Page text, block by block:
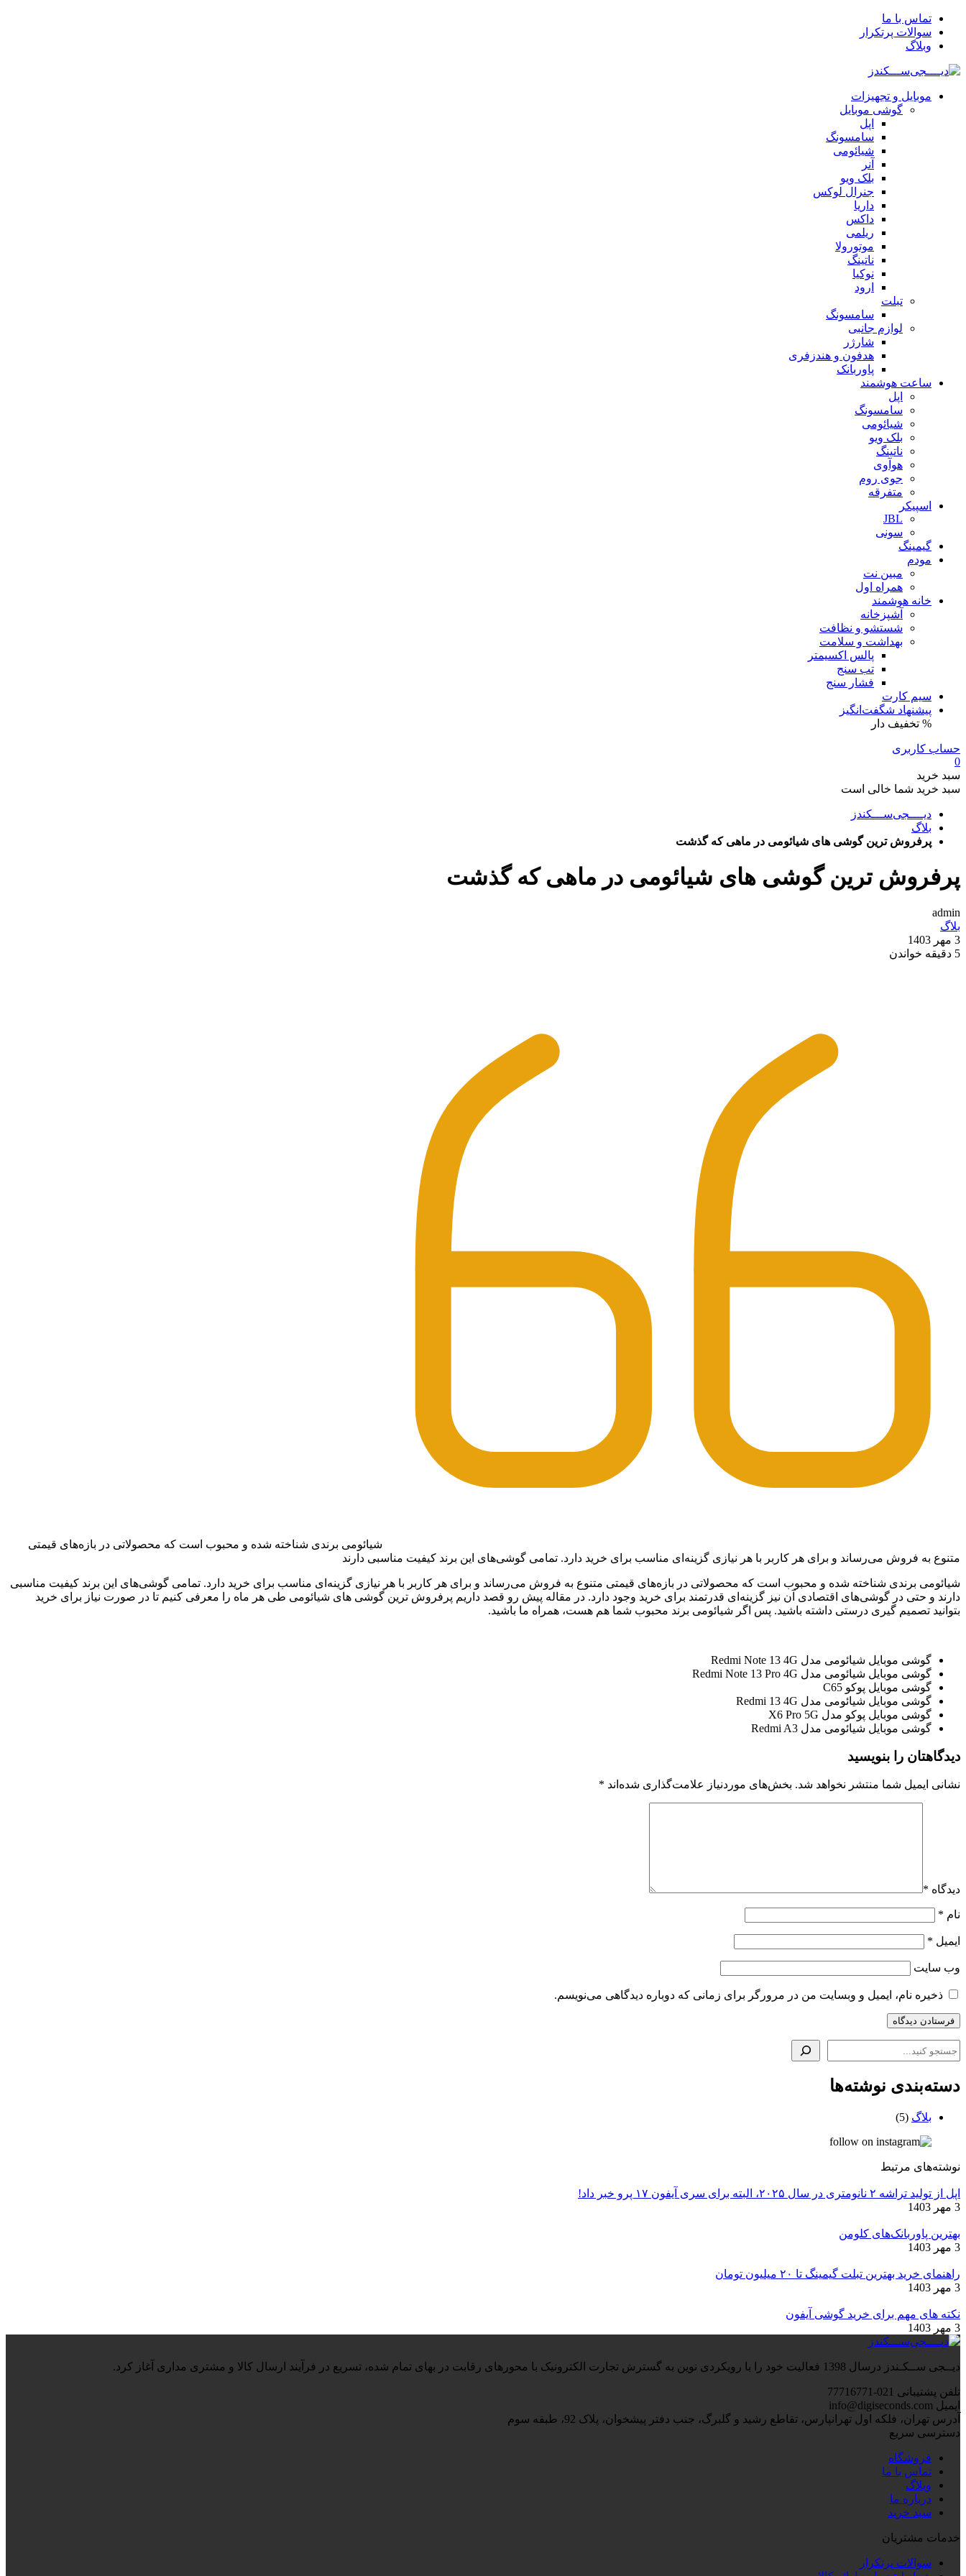
تماس با ما
سوالات پرتکرار
وبلاگ
موبایل و تجهیزات
گوشی موبایل
اپل
سامسونگ
شیائومی
آنر
بلک ویو
جنرال لوکس
داریا
داکس
ریلمی
موتورولا
ناتینگ
نوکیا
ارود
تبلت
سامسونگ
لوازم جانبی
شارژر
هدفون و هندزفری
پاوربانک
ساعت هوشمند
اپل
سامسونگ
شیائومی
بلک ویو
ناتینگ
هوآوی
جوی روم
متفرقه
اسپیکر
JBL
سونی
گیمینگ
مودم
مبین نت
همراه اول
خانه هوشمند
آشپزخانه
شستشو و نظافت
بهداشت و سلامت
پالس اکسیمتر
تب سنج
فشار سنج
سیم کارت
پیشنهاد شگفت‌انگیز
% تخفیف دار
حساب کاربری
0
سبد خرید
سبد خرید شما خالی است
دیــــجی‌ســـکندز
بلاگ
پرفروش ترین گوشی های شیائومی در ماهی که گذشت
پرفروش ترین گوشی های شیائومی در ماهی که گذشت
admin
بلاگ
3 مهر 1403
5 دقیقه خواندن
شیائومی برندی شناخته شده و محبوب است که محصولاتی در بازه‌های قیمتی
متنوع به فروش می‌رساند و برای هر کاربر با هر نیازی گزینه‌ای مناسب برای خرید دارد. تمامی گوشی‌های این برند کیفیت مناسبی دارند
شیائومی برندی شناخته شده و محبوب است که محصولاتی در بازه‌های قیمتی متنوع به فروش می‌رساند و برای هر کاربر با هر نیازی گزینه‌ای مناسب برای خرید دارد. تمامی گوشی‌های این برند کیفیت مناسبی
دارند و حتی در گوشی‌های اقتصادی آن نیز گزینه‌ای قدرتمند برای خرید وجود دارد. در مقاله پیش رو قصد داریم پرفروش ترین گوشی های شیائومی طی هر ماه را معرفی کنیم تا در صورت نیاز برای خرید
بتوانید تصمیم گیری درستی داشته باشید. پس اگر شیائومی برند محبوب شما هم هست، همراه ما باشید.
گوشی موبایل شیائومی مدل Redmi Note 13 4G
گوشی موبایل شیائومی مدل Redmi Note 13 Pro 4G
گوشی موبایل پوکو C65
گوشی موبایل شیائومی مدل Redmi 13 4G
گوشی موبايل پوکو مدل X6 Pro 5G
گوشی موبایل شیائومی مدل Redmi A3
دیدگاهتان را بنویسید
نشانی ایمیل شما منتشر نخواهد شد. بخش‌های موردنیاز علامت‌گذاری شده‌اند *
دیدگاه *
نام *
ایمیل *
وب‌ سایت
ذخیره نام، ایمیل و وبسایت من در مرورگر برای زمانی که دوباره دیدگاهی می‌نویسم.
دسته‌بندی نوشته‌ها
بلاگ (5)
نوشته‌های مرتبط
اپل از تولید تراشه ۲ نانومتری در سال ۲۰۲۵، البته برای سری آیفون ۱۷ پرو خبر داد!
3 مهر 1403
بهترین پاوربانک‌های کلومن
3 مهر 1403
راهنمای خرید بهترین تبلت گیمینگ تا ۲۰ میلیون تومان
3 مهر 1403
نکته های مهم برای خرید گوشی آیفون
3 مهر 1403
دیــجی ســکـندز درسال 1398 فعالیت خود را با رویکردی نوین به گسترش تجارت الکترونیک با محورهای رقابت در بهای تمام شده، تسریع در فرآیند ارسال کالا و مشتری مداری آغاز کرد.
تلفن پشتیبانی 021-77716771
ایمیل info@digiseconds.com
آدرس تهران، فلکه اول تهرانپارس، تقاطع رشید و گلبرگ، جنب دفتر پیشخوان، پلاک 92، طبقه سوم
دسترسی سریع
فروشگاه
تماس با ما
وبلاگ
درباره ما
سبد خرید
خدمات مشتریان
سوالات پرتکرار